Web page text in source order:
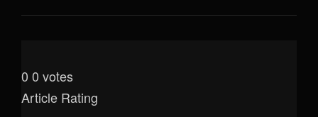
0 0 votes
Article Rating